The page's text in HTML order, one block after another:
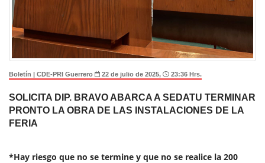
Boletín | CDE-PRI Guerrero 22 de julio de 2025, 23:36 Hrs.
SOLICITA DIP. BRAVO ABARCA A SEDATU TERMINAR
PRONTO LA OBRA DE LAS INSTALACIONES DE LA
FERIA
*Hay riesgo que no se termine y que no se realice la 200